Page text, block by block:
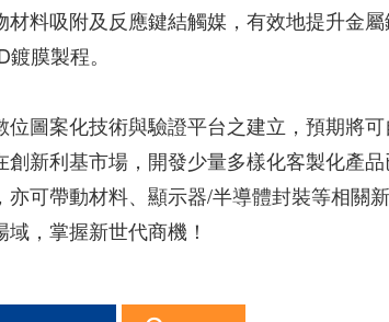
材料吸附及反應鍵結觸媒，有效地提升金
膜製程。
位圖案化技術與驗證平台之建立，預期將
創新利基市場，開發少量多樣化客製化產
亦可帶動材料、顯示器/半導體封裝等相關
域，掌握新世代商機！